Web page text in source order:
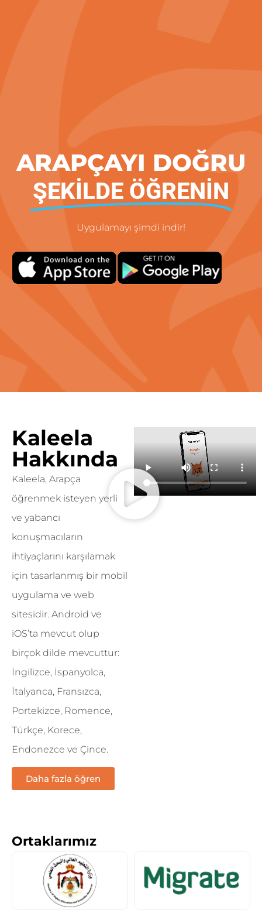
ARAPÇAYI DOĞRU
ŞEKILDE ÖĞRENIN
Uygulamayı şimdi indir!
Kaleela
Hakkında
Kaleela, Arapça
öğrenmek isteyen yerli
ve yabancı
konuşmacıların
ihtiyaçlarını karşılamak
için tasarlanmış bir mobil
uygulama ve web
sitesidir. Android ve
iOS’ta mevcut olup
birçok dilde mevcuttur:
İngilizce, İspanyolca,
İtalyanca, Fransızca,
Portekizce, Romence,
Türkçe, Korece,
Endonezce ve Çince.
Daha fazla öğren
Ortaklarımız